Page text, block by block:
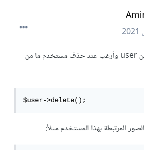
لدي جدول للمستخدمين user وأرغب عند حذف مستخدم ما من
$user->delete();
المرتبطة بهذا المستخدم مثلاً: